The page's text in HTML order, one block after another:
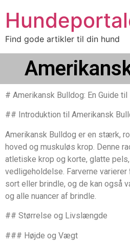
Find gode artikler til din hund
# Amerikansk Bulldog: En Guide
## Introduktion til Amerikansk
Amerikansk Bulldog er en stærk,
hoved og muskuløs krop. Denne
atletiske krop og korte, glatte
vedligeholdelse. Farverne
sort eller brindle, og de kan også
og alle nuancer af brindle.
## Størrelse og Livslængde
### Højde og Vægt